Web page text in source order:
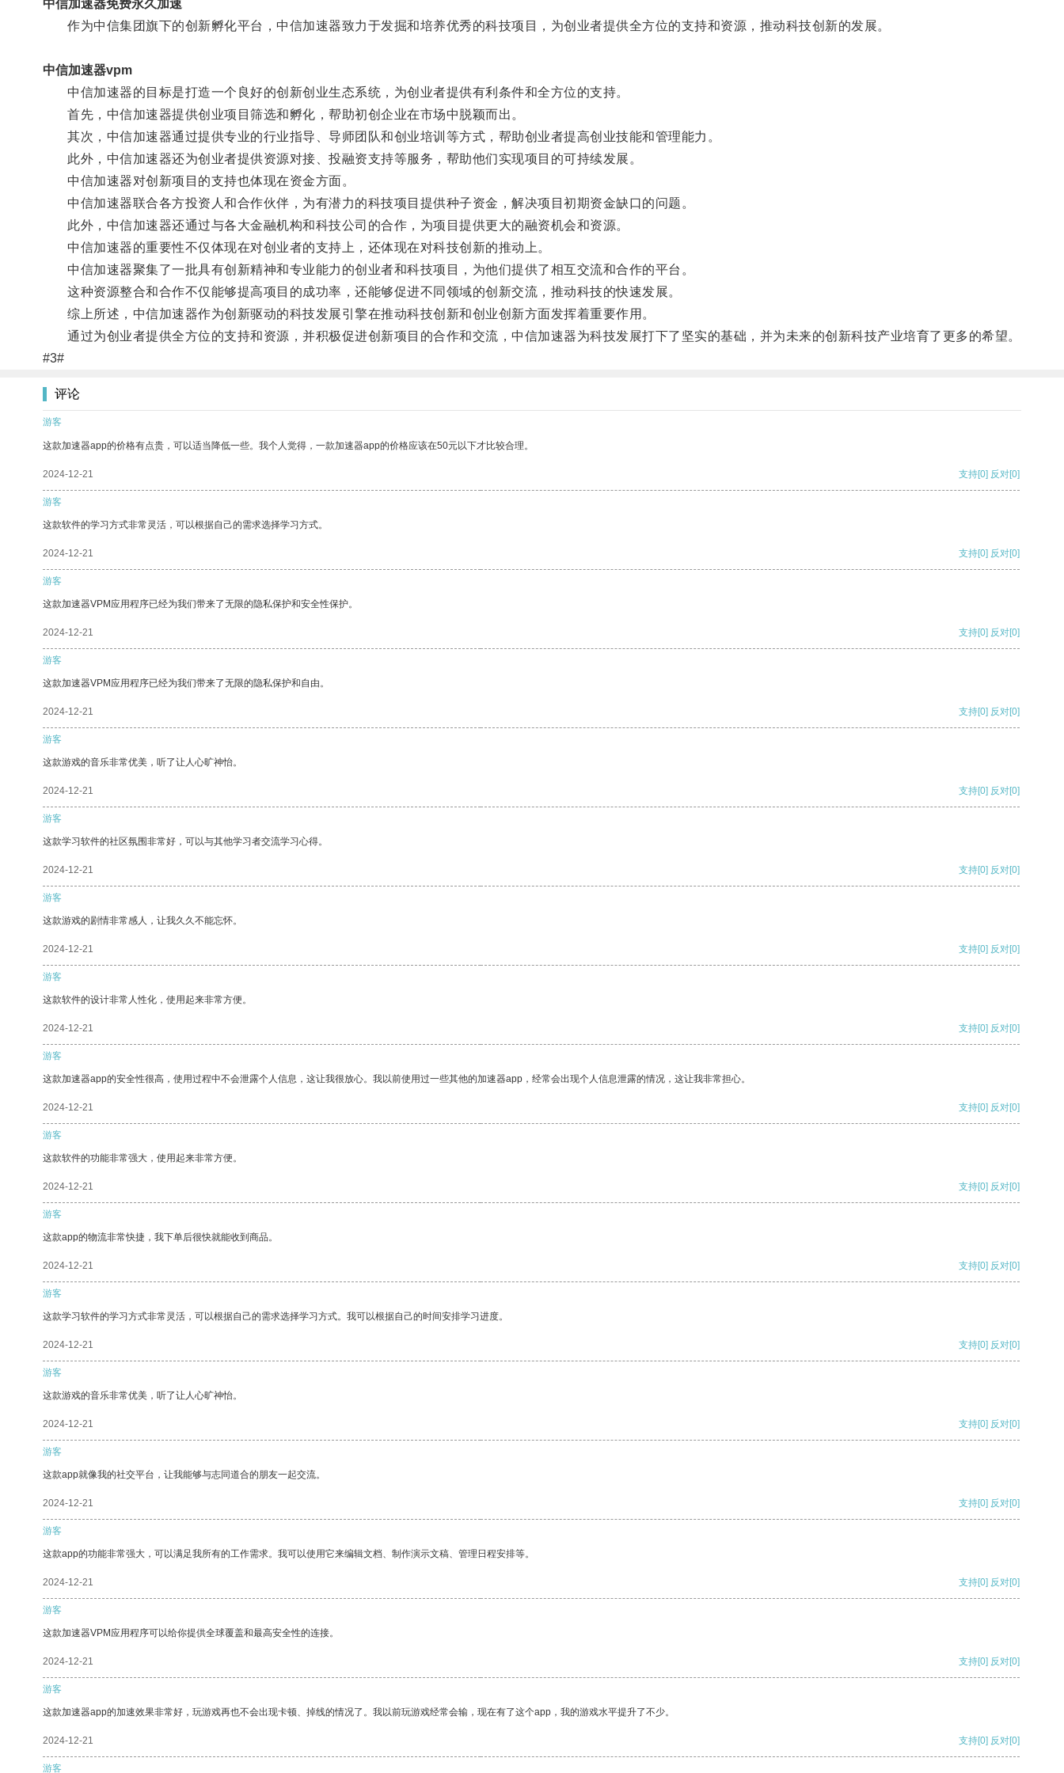
中信加速器免费永久加速
作为中信集团旗下的创新孵化平台，中信加速器致力于发掘和培养优秀的科技项目，为创业者提供全方位的支持和资源，推动科技创新的发展。
中信加速器vpm
中信加速器的目标是打造一个良好的创新创业生态系统，为创业者提供有利条件和全方位的支持。
首先，中信加速器提供创业项目筛选和孵化，帮助初创企业在市场中脱颖而出。
其次，中信加速器通过提供专业的行业指导、导师团队和创业培训等方式，帮助创业者提高创业技能和管理能力。
此外，中信加速器还为创业者提供资源对接、投融资支持等服务，帮助他们实现项目的可持续发展。
中信加速器对创新项目的支持也体现在资金方面。
中信加速器联合各方投资人和合作伙伴，为有潜力的科技项目提供种子资金，解决项目初期资金缺口的问题。
此外，中信加速器还通过与各大金融机构和科技公司的合作，为项目提供更大的融资机会和资源。
中信加速器的重要性不仅体现在对创业者的支持上，还体现在对科技创新的推动上。
中信加速器聚集了一批具有创新精神和专业能力的创业者和科技项目，为他们提供了相互交流和合作的平台。
这种资源整合和合作不仅能够提高项目的成功率，还能够促进不同领域的创新交流，推动科技的快速发展。
综上所述，中信加速器作为创新驱动的科技发展引擎在推动科技创新和创业创新方面发挥着重要作用。
通过为创业者提供全方位的支持和资源，并积极促进创新项目的合作和交流，中信加速器为科技发展打下了坚实的基础，并为未来的创新科技产业培育了更多的希望。
#3#
评论
游客
这款加速器app的价格有点贵，可以适当降低一些。我个人觉得，一款加速器app的价格应该在50元以下才比较合理。
2024-12-21 支持[0] 反对[0]
游客
这款软件的学习方式非常灵活，可以根据自己的需求选择学习方式。
2024-12-21 支持[0] 反对[0]
游客
这款加速器VPM应用程序已经为我们带来了无限的隐私保护和安全性保护。
2024-12-21 支持[0] 反对[0]
游客
这款加速器VPM应用程序已经为我们带来了无限的隐私保护和自由。
2024-12-21 支持[0] 反对[0]
游客
这款游戏的音乐非常优美，听了让人心旷神怡。
2024-12-21 支持[0] 反对[0]
游客
这款学习软件的社区氛围非常好，可以与其他学习者交流学习心得。
2024-12-21 支持[0] 反对[0]
游客
这款游戏的剧情非常感人，让我久久不能忘怀。
2024-12-21 支持[0] 反对[0]
游客
这款软件的设计非常人性化，使用起来非常方便。
2024-12-21 支持[0] 反对[0]
游客
这款加速器app的安全性很高，使用过程中不会泄露个人信息，这让我很放心。我以前使用过一些其他的加速器app，经常会出现个人信息泄露的情况，这让我非常担心。
2024-12-21 支持[0] 反对[0]
游客
这款软件的功能非常强大，使用起来非常方便。
2024-12-21 支持[0] 反对[0]
游客
这款app的物流非常快捷，我下单后很快就能收到商品。
2024-12-21 支持[0] 反对[0]
游客
这款学习软件的学习方式非常灵活，可以根据自己的需求选择学习方式。我可以根据自己的时间安排学习进度。
2024-12-21 支持[0] 反对[0]
游客
这款游戏的音乐非常优美，听了让人心旷神怡。
2024-12-21 支持[0] 反对[0]
游客
这款app就像我的社交平台，让我能够与志同道合的朋友一起交流。
2024-12-21 支持[0] 反对[0]
游客
这款app的功能非常强大，可以满足我所有的工作需求。我可以使用它来编辑文档、制作演示文稿、管理日程安排等。
2024-12-21 支持[0] 反对[0]
游客
这款加速器VPM应用程序可以给你提供全球覆盖和最高安全性的连接。
2024-12-21 支持[0] 反对[0]
游客
这款加速器app的加速效果非常好，玩游戏再也不会出现卡顿、掉线的情况了。我以前玩游戏经常会输，现在有了这个app，我的游戏水平提升了不少。
2024-12-21 支持[0] 反对[0]
游客